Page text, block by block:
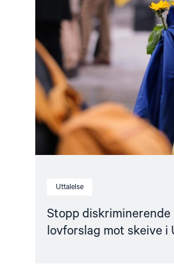
Uttalelse
Stopp diskriminerende
lovforslag mot skeive i
Ukraina"